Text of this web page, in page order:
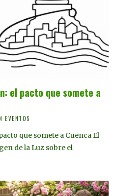
el pacto que somete a
EVENTOS
que somete a Cuenca El
de la Luz sobre el